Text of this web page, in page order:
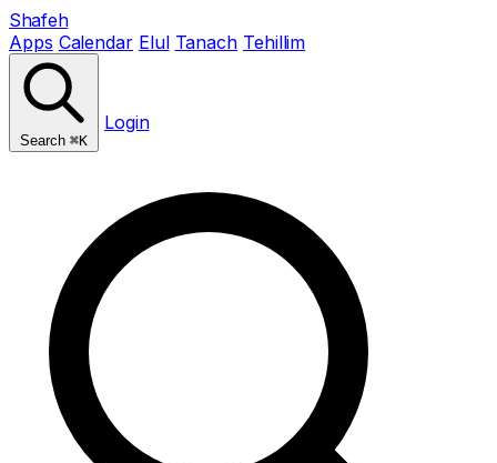
Shafeh
Apps Calendar Elul Tanach Tehillim
Search ⌘K
Login